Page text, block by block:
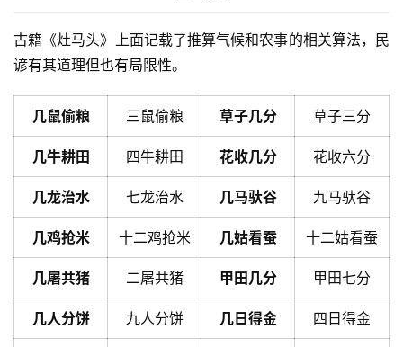
古籍《灶马头》上面记载了推算气候和农事的相关算法，民
谚有其道理但也有局限性。
几鼠偷粮 三鼠偷粮 草子几分 草子三分
几牛耕田 四牛耕田 花收几分 花收六分
几龙治水 七龙治水 几马驮谷 九马驮谷
几鸡抢米 十二鸡抢米 几姑看蚕 十二姑看蚕
几屠共猪 二屠共猪 甲田几分 甲田七分
几人分饼 九人分饼 几日得金 四日得金